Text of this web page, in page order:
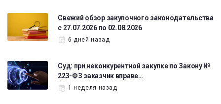
Свежий обзор закупочного законодательства
с 27.07.2026 по 02.08.2026
6 дней назад
Суд: при неконкурентной закупке по Закону №
223-ФЗ заказчик вправе…
1 неделя назад